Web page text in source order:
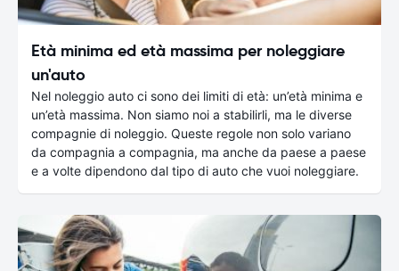
Età minima ed età massima per noleggiare
un'auto
Nel noleggio auto ci sono dei limiti di età: un’età minima e
un’età massima. Non siamo noi a stabilirli, ma le diverse
compagnie di noleggio. Queste regole non solo variano
da compagnia a compagnia, ma anche da paese a paese
e a volte dipendono dal tipo di auto che vuoi noleggiare.